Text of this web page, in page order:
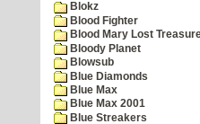
Blokz
Blood Fighter
Blood Mary Lost
Bloody Planet
Blowsub
Blue Diamonds
Blue Max
Blue Max 2001
Blue Streakers